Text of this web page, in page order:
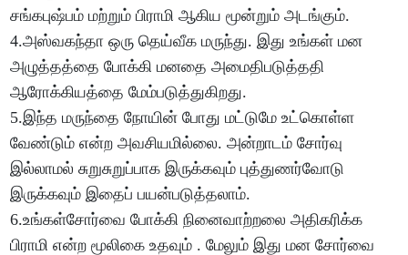
சங்கபுஷ்பம் மற்றும் பிராமி ஆகிய மூன்றும் அடங்கும்.
4.அஸ்வகந்தா ஒரு தெய்வீக மருந்து. இது உங்கள் மன
அழுத்தத்தை போக்கி மனதை அமைதிபடுத்ததி
ஆரோக்கியத்தை மேம்படுத்துகிறது.
5.இந்த மருந்தை நோயின் போது மட்டுமே உட்கொள்ள
வேண்டும் என்ற அவசியமில்லை. அன்றாடம் சோர்வு
இல்லாமல் சுறுசுறுப்பாக இருக்கவும் புத்துணர்வோடு
இருக்கவும் இதைப் பயன்படுத்தலாம்.
6.உங்கள்சோர்வை போக்கி நினைவாற்றலை அதிகரிக்க
பிராமி என்ற மூலிகை உதவும் . மேலும் இது மன சோர்வை